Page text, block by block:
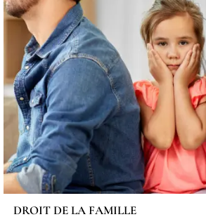
DROIT DE LA FAMILLE